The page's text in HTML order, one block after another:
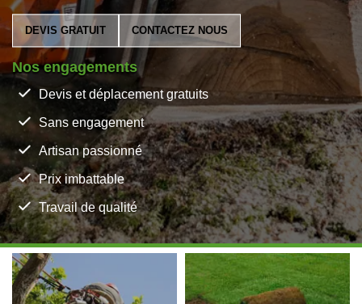
DEVIS GRATUIT CONTACTEZ NOUS
Nos engagements
Devis et déplacement gratuits
Sans engagement
Artisan passionné
Prix imbattable
Travail de qualité